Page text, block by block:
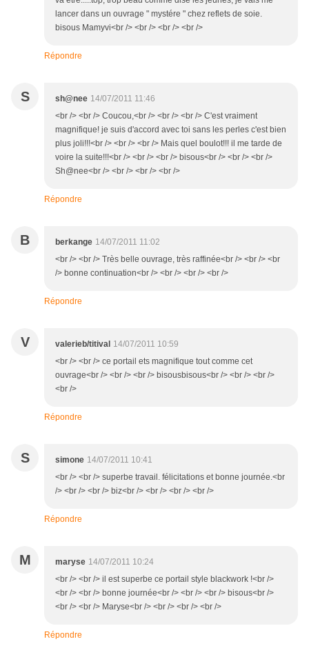
lancer dans un ouvrage " mystére " chez reflets de soie.
bisous Mamyvi<br /> <br /> <br /> <br />
Répondre
S sh@nee 14/07/2011 11:46
<br /> <br /> Coucou,<br /> <br /> <br /> C'est vraiment
magnifique! je suis d'accord avec toi sans les perles c'est bien
plus joli!!!<br /> <br /> <br /> Mais quel boulot!!! il me tarde de
voire la suite!!!<br /> <br /> <br /> bisous<br /> <br /> <br />
Sh@nee<br /> <br /> <br /> <br />
Répondre
B berkange 14/07/2011 11:02
<br /> <br /> Très belle ouvrage, très raffinée<br /> <br /> <br
/> bonne continuation<br /> <br /> <br /> <br />
Répondre
V valerieb/titival 14/07/2011 10:59
<br /> <br /> ce portail ets magnifique tout comme cet
ouvrage<br /> <br /> <br /> bisousbisous<br /> <br /> <br />
<br />
Répondre
S simone 14/07/2011 10:41
<br /> <br /> superbe travail. félicitations et bonne journée.<br
/> <br /> <br /> biz<br /> <br /> <br /> <br />
Répondre
M maryse 14/07/2011 10:24
<br /> <br /> il est superbe ce portail style blackwork !<br />
<br /> <br /> bonne journée<br /> <br /> <br /> bisous<br />
<br /> <br /> Maryse<br /> <br /> <br /> <br />
Répondre